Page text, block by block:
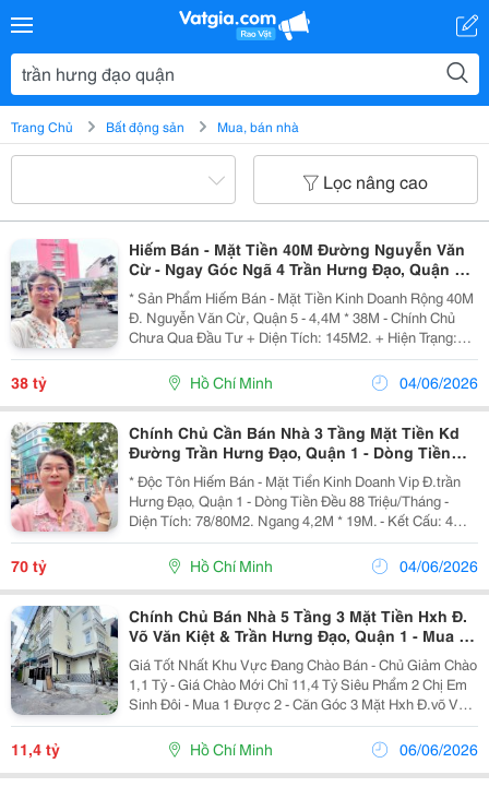
Trang Chủ Bất động sản Mua, bán nhà
Lọc nâng cao
Hiếm Bán - Mặt Tiền 40M Đường Nguyễn Văn
Cừ - Ngay Góc Ngã 4 Trần Hưng Đạo, Quận 1 -
145M2 - Chính Chủ 1 Đời Xưa
* Sản Phẩm Hiếm Bán - Mặt Tiền Kinh Doanh Rộng 40M
Đ. Nguyễn Văn Cừ, Quận 5 - 4,4M * 38M - Chính Chủ
Chưa Qua Đầu Tư + Diện Tích: 145M2. + Hiện Trạng:
Nhà 3 Tầng. + Khu Vực Được Xây Dựng: 1 Hầm, 1 Trệt,
1 Lửng, 6 Tầng Sân Thượng. + Ngay Góc Trần...
38 tỷ Hồ Chí Minh 04/06/2026
Chính Chủ Cần Bán Nhà 3 Tầng Mặt Tiền Kd
Đường Trần Hưng Đạo, Quận 1 - Dòng Tiền
Thuê Đều 88Tr/Th*Lh Giang Giang:
* Độc Tôn Hiếm Bán - Mặt Tiển Kinh Doanh Vip Đ.trần
Hưng Đạo, Quận 1 - Dòng Tiền Đều 88 Triệu/Tháng -
Diện Tích: 78/80M2. Ngang 4,2M * 19M. - Kết Cấu: 4
Tầng. - Vị Trí Siêu Đắc Địa Ngay Phố Tây Bùi Viện - Vài
Bước Ra Chợ Bến Thành - Đường Hoa...
70 tỷ Hồ Chí Minh 04/06/2026
Chính Chủ Bán Nhà 5 Tầng 3 Mặt Tiền Hxh Đ.
Võ Văn Kiệt & Trần Hưng Đạo, Quận 1 - Mua 1
Được 2 Căn * Liên Hệ Giang Giang:
Giá Tốt Nhất Khu Vực Đang Chào Bán - Chủ Giảm Chào
1,1 Tỷ - Giá Chào Mới Chỉ 11,4 Tỷ Siêu Phẩm 2 Chị Em
Sinh Đôi - Mua 1 Được 2 - Căn Góc 3 Mặt Hxh Đ.võ Văn
Kiệt &Amp; Trần Hưng Đạo, Quận 1 - Ngang Lớn Đẹp
7M * 11M ✨Diện Tích: 47/74M2. ✨Kết Cấu:...
11,4 tỷ Hồ Chí Minh 06/06/2026